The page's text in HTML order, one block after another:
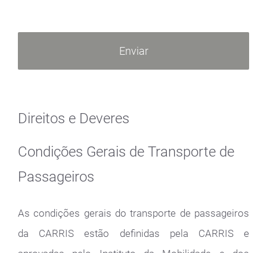
Direitos e Deveres
Condições Gerais de Transporte de
Passageiros
As condições gerais do transporte de passageiros
da CARRIS estão definidas pela CARRIS e